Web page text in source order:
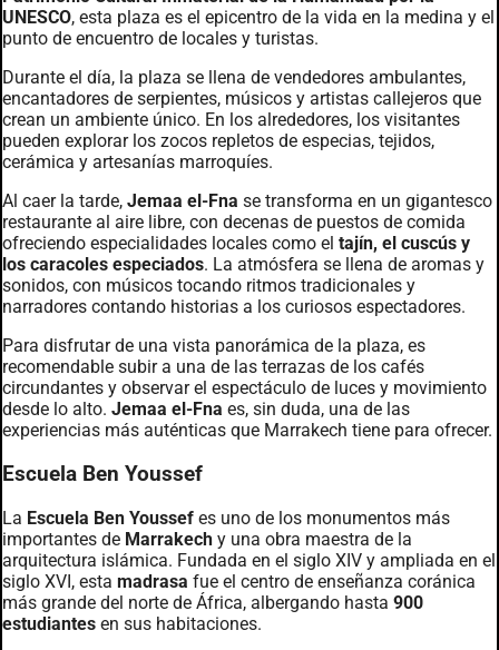
UNESCO, esta plaza es el epicentro de la vida en la medina y el
punto de encuentro de locales y turistas.
Durante el día, la plaza se llena de vendedores ambulantes,
encantadores de serpientes, músicos y artistas callejeros que
crean un ambiente único. En los alrededores, los visitantes
pueden explorar los zocos repletos de especias, tejidos,
cerámica y artesanías marroquíes.
Al caer la tarde, Jemaa el-Fna se transforma en un gigantesco
restaurante al aire libre, con decenas de puestos de comida
ofreciendo especialidades locales como el tajín, el cuscús y
los caracoles especiados. La atmósfera se llena de aromas y
sonidos, con músicos tocando ritmos tradicionales y
narradores contando historias a los curiosos espectadores.
Para disfrutar de una vista panorámica de la plaza, es
recomendable subir a una de las terrazas de los cafés
circundantes y observar el espectáculo de luces y movimiento
desde lo alto. Jemaa el-Fna es, sin duda, una de las
experiencias más auténticas que Marrakech tiene para ofrecer.
Escuela Ben Youssef
La Escuela Ben Youssef es uno de los monumentos más
importantes de Marrakech y una obra maestra de la
arquitectura islámica. Fundada en el siglo XIV y ampliada en el
siglo XVI, esta madrasa fue el centro de enseñanza coránica
más grande del norte de África, albergando hasta 900
estudiantes en sus habitaciones.